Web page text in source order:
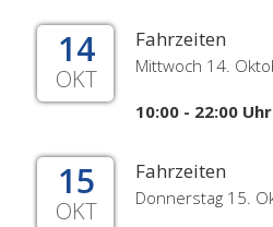
14
OKT
Fahrzeiten
Mittwoch 14.
10:00 - 22:00 Uhr
15
OKT
Fahrzeiten
Donnerstag 15.